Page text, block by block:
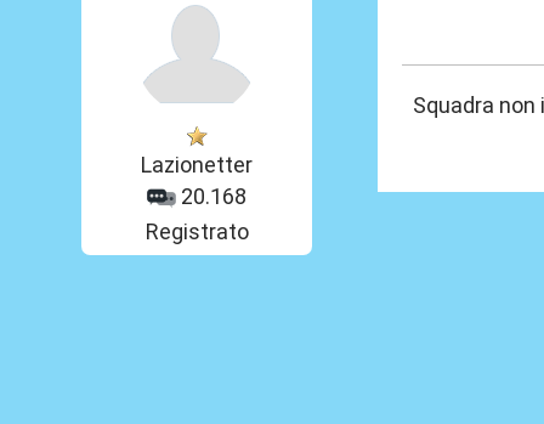
Lazionetter
20.168
Registrato
Squadra